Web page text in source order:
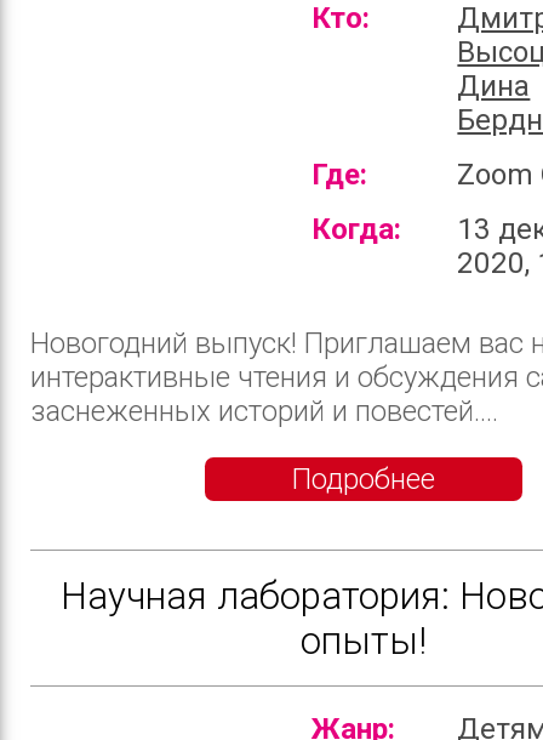
Кто:
Дина
Где:
Zoom
Когда:
13
2020,
Новогодний выпуск! Приглашаем вас
интерактивные чтения и обсуждения
заснеженных историй и повестей....
Подробнее
Научная лаборатория:
опыты!
Жанр: